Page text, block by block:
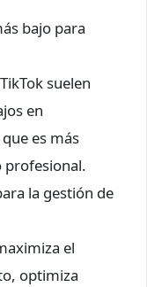
bajo para
suelen
en
es más
profesional.
la gestión de
el
optimiza